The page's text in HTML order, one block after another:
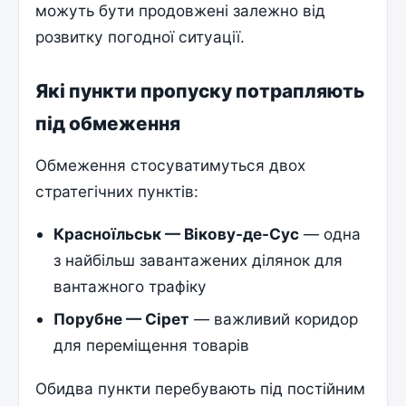
можуть бути продовжені залежно від
розвитку погодної ситуації.
Які пункти пропуску потрапляють
під обмеження
Обмеження стосуватимуться двох
стратегічних пунктів:
Красноїльськ — Вікову-де-Сус — одна
з найбільш завантажених ділянок для
вантажного трафіку
Порубне — Сірет — важливий коридор
для переміщення товарів
Обидва пункти перебувають під постійним